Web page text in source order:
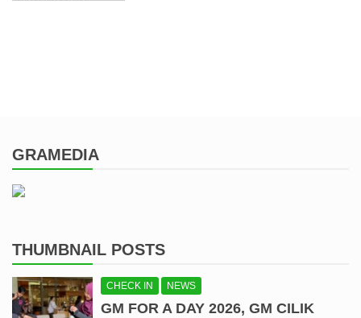
GRAMEDIA
THUMBNAIL POSTS
CHECK IN NEWS
GM FOR A DAY 2026, GM CILIK